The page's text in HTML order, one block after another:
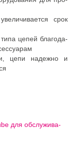
срок
цепей бла­го­да­
цепи надеж­но и
для обслу­жи­ва­